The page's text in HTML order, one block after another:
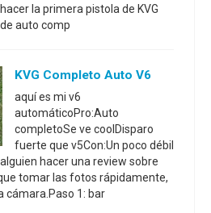
la primera pistola de KVG
auto comp
KVG Completo Auto V6
aquí es mi v6
automáticoPro:Auto
completoSe ve coolDisparo
fuerte que v5Con:Un poco débil
hacer una review sobre
tomar las fotos rápidamente,
cámara.Paso 1: bar